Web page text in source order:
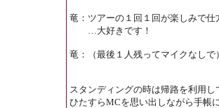
竜：ツアーの１回１回が楽しみで仕
…大好きです！
竜：（最後１人残ってマイクなしで
スタンディングの時は帰路を利用し
ひたすらMCを思い出しながら手帳